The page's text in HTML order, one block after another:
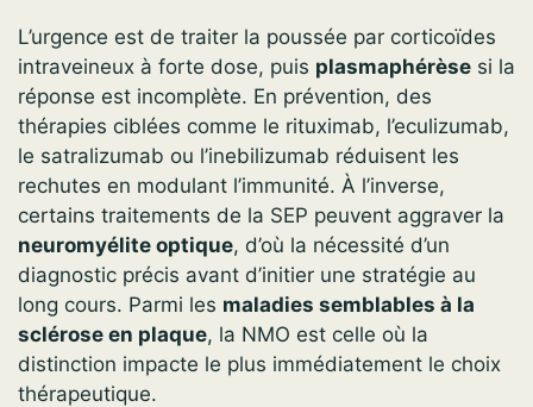
L’urgence est de traiter la poussée par corticoïdes
intraveineux à forte dose, puis plasmaphérèse si la
réponse est incomplète. En prévention, des
thérapies ciblées comme le rituximab, l’eculizumab,
le satralizumab ou l’inebilizumab réduisent les
rechutes en modulant l’immunité. À l’inverse,
certains traitements de la SEP peuvent aggraver la
neuromyélite optique, d’où la nécessité d’un
diagnostic précis avant d’initier une stratégie au
long cours. Parmi les maladies semblables à la
sclérose en plaque, la NMO est celle où la
distinction impacte le plus immédiatement le choix
thérapeutique.